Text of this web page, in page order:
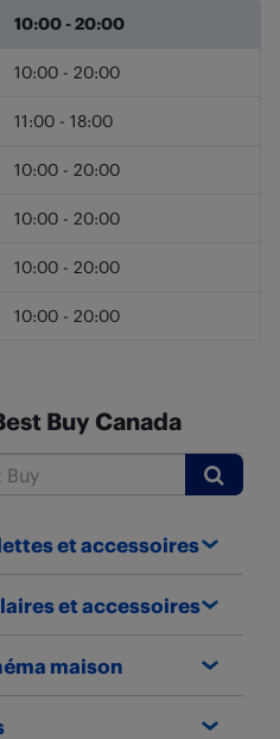
10:00-20:00
10:00 - 20:00
11:00 - 18:00
10:00 - 20:00
10:00 - 20:00
10:00 - 20:00
10:00 - 20:00
Buy Canada
Submit
et accessoires
et accessoires
maison